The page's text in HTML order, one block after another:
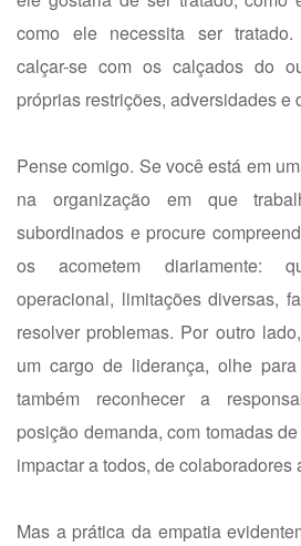
como ele necessita ser tratado.
calçar-se com os calçados do
próprias restrições, adversidades e
Pense comigo. Se você está em
na organização em que
subordinados e procure
os acometem diariamente:
operacional, limitações diversas,
resolver problemas. Por outro
um cargo de liderança, olhe
também reconhecer a
posição demanda, com tomadas
impactar a todos, de colaboradores
Mas a prática da empatia